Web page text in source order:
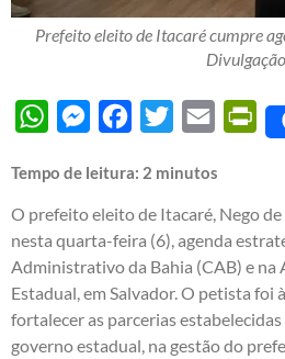
Prefeito eleito de Itacaré cumpre
Divulgação
WhatsAppMessengerFacebook
Twitter Email
Tempo de leitura: 2 minutos
O prefeito eleito de Itacaré, Nego de
nesta quarta-feira (6), agenda
Administrativo da Bahia (CAB) e na
Estadual, em Salvador. O petista foi
fortalecer as parcerias
governo estadual, na gestão do